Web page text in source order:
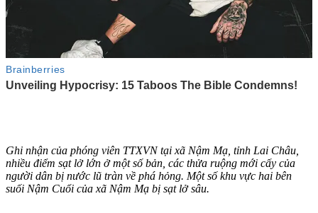
Ghi nhận của phóng viên TTXVN tại xã Nậm Mạ, tỉnh Lai Châu,
nhiều điểm sạt lở lớn ở một số bản, các thửa ruộng mới cấy của
người dân bị nước lũ tràn về phá hỏng. Một số khu vực hai bên
suối Nậm Cuổi của xã Nậm Mạ bị sạt lở sâu.